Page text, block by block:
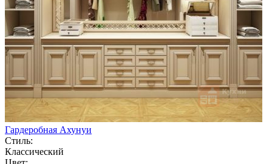
Гардеробная Ахунуи
Стиль:
Классический